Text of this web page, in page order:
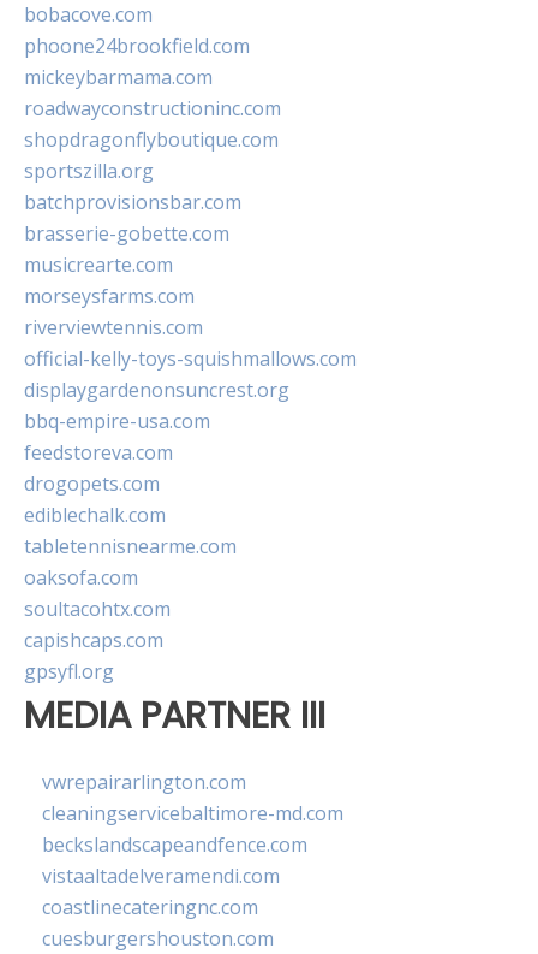
bobacove.com
phoone24brookfield.com
mickeybarmama.com
roadwayconstructioninc.com
shopdragonflyboutique.com
sportszilla.org
batchprovisionsbar.com
brasserie-gobette.com
musicrearte.com
morseysfarms.com
riverviewtennis.com
official-kelly-toys-squishmallows.com
displaygardenonsuncrest.org
bbq-empire-usa.com
feedstoreva.com
drogopets.com
ediblechalk.com
tabletennisnearme.com
oaksofa.com
soultacohtx.com
capishcaps.com
gpsyfl.org
MEDIA PARTNER III
vwrepairarlington.com
cleaningservicebaltimore-md.com
beckslandscapeandfence.com
vistaaltadelveramendi.com
coastlinecateringnc.com
cuesburgershouston.com